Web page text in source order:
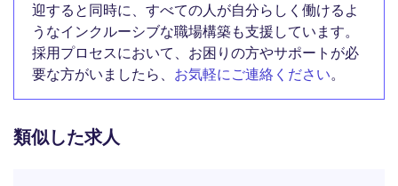
迎すると同時に、すべての人が自分らしく働けるよ
うなインクルーシブな職場構築も支援しています。
採用プロセスにおいて、お困りの方やサポートが必
要な方がいましたら、 お気軽にご連絡ください。
類似した求人